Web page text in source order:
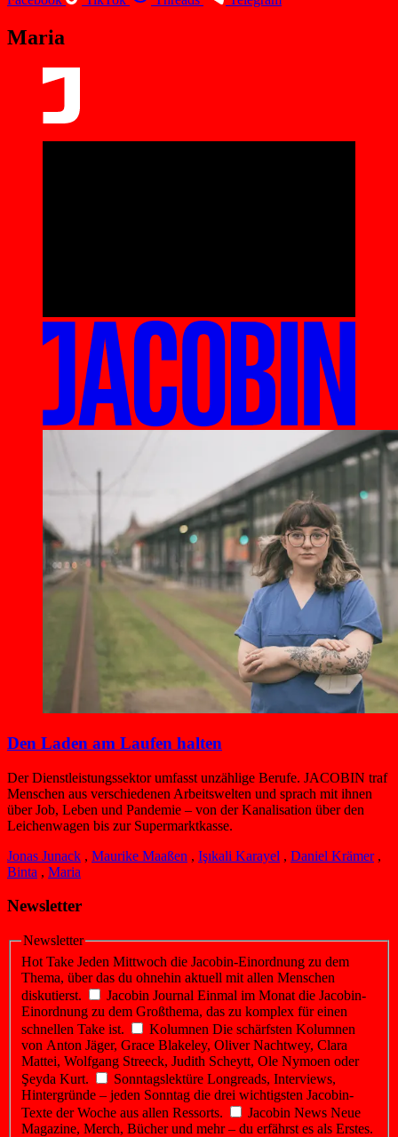
Maria
Den Laden am Laufen halten
Der Dienstleistungssektor umfasst unzählige Berufe. JACOBIN traf
Menschen aus verschiedenen Arbeitswelten und sprach mit ihnen
über Job, Leben und Pandemie – von der Kanalisation über den
Leichenwagen bis zur Supermarktkasse.
Jonas Junack , Maurike Maaßen , Işıkali Karayel , Daniel Krämer ,
Binta , Maria
Newsletter
Newsletter
Hot Take Jeden Mittwoch die Jacobin-Einordnung zu dem
Thema, über das du ohnehin aktuell mit allen Menschen
diskutierst.
Jacobin Journal Einmal im Monat die Jacobin-
Einordnung zu dem Großthema, das zu komplex für einen
schnellen Take ist.
Kolumnen Die schärfsten Kolumnen
von Anton Jäger, Grace Blakeley, Oliver Nachtwey, Clara
Mattei, Wolfgang Streeck, Judith Scheytt, Ole Nymoen oder
Şeyda Kurt.
Sonntagslektüre Longreads, Interviews,
Hintergründe – jeden Sonntag die drei wichtigsten Jacobin-
Texte der Woche aus allen Ressorts.
Jacobin News Neue
Magazine, Merch, Bücher und mehr – du erfährst es als Erstes.